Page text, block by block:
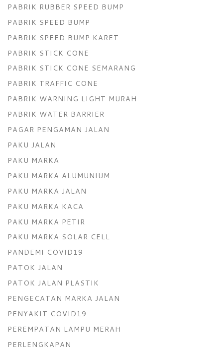
PABRIK RUBBER SPEED BUMP
PABRIK SPEED BUMP
PABRIK SPEED BUMP KARET
PABRIK STICK CONE
PABRIK STICK CONE SEMARANG
PABRIK TRAFFIC CONE
PABRIK WARNING LIGHT MURAH
PABRIK WATER BARRIER
PAGAR PENGAMAN JALAN
PAKU JALAN
PAKU MARKA
PAKU MARKA ALUMUNIUM
PAKU MARKA JALAN
PAKU MARKA KACA
PAKU MARKA PETIR
PAKU MARKA SOLAR CELL
PANDEMI COVID19
PATOK JALAN
PATOK JALAN PLASTIK
PENGECATAN MARKA JALAN
PENYAKIT COVID19
PEREMPATAN LAMPU MERAH
PERLENGKAPAN